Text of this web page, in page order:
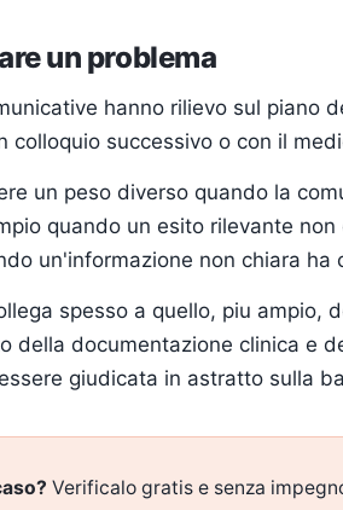
un problema
hanno rilievo sul piano
colloquio successivo o con il
un peso diverso quando la
quando un esito rilevante
un'informazione non chiara
spesso a quello, piu
della documentazione clinica e
giudicata in astratto sulla
Verificalo gratis e senza